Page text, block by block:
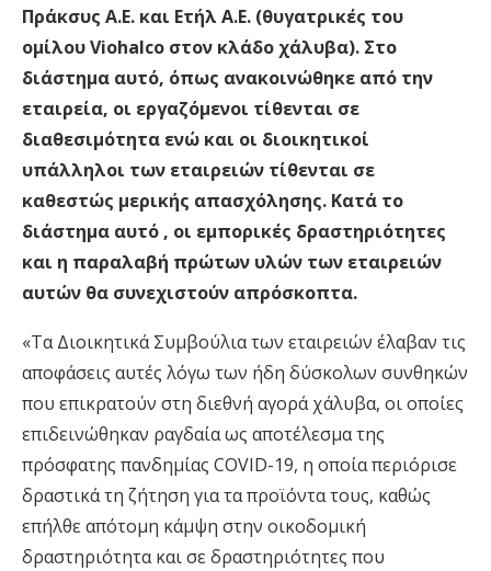
Πράκσυς Α.Ε. και Ετήλ Α.Ε. (θυγατρικές του
ομίλου Viohalco στον κλάδο χάλυβα). Στο
διάστημα αυτό, όπως ανακοινώθηκε από την
εταιρεία, οι εργαζόμενοι τίθενται σε
διαθεσιμότητα ενώ και οι διοικητικοί
υπάλληλοι των εταιρειών τίθενται σε
καθεστώς μερικής απασχόλησης. Κατά το
διάστημα αυτό , οι εμπορικές δραστηριότητες
και η παραλαβή πρώτων υλών των εταιρειών
αυτών θα συνεχιστούν απρόσκοπτα.
«Τα Διοικητικά Συμβούλια των εταιρειών έλαβαν τις
αποφάσεις αυτές λόγω των ήδη δύσκολων συνθηκών
που επικρατούν στη διεθνή αγορά χάλυβα, οι οποίες
επιδεινώθηκαν ραγδαία ως αποτέλεσμα της
πρόσφατης πανδημίας COVID-19, η οποία περιόρισε
δραστικά τη ζήτηση για τα προϊόντα τους, καθώς
επήλθε απότομη κάμψη στην οικοδομική
δραστηριότητα και σε δραστηριότητες που